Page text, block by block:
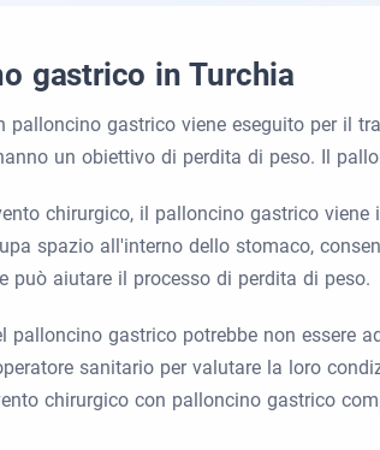
gastrico in Turchia
palloncino gastrico viene eseguito per il
un obiettivo di perdita di peso. Il
chirurgico, il palloncino gastrico
spazio all'interno dello stomaco,
può aiutare il processo di perdita di peso.
palloncino gastrico potrebbe non essere
sanitario per valutare la loro
chirurgico con palloncino gastrico